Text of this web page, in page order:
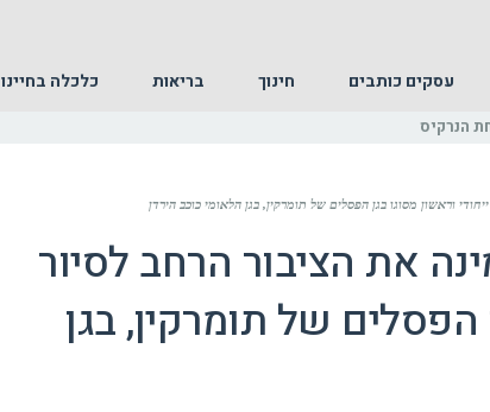
עסקים כותבים חינוך בריאות כלכלה בחיינו
הנרקיס
וראשון מסוגו בגן הפסלים של תומרקין, בגן הלאומי כוכב הירדן
את הציבור הרחב לסיור
הפסלים של תומרקין, בגן